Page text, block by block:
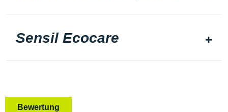
Sensil Ecocare
Bewertung